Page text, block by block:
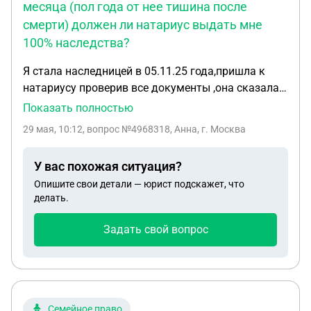
отнести его в бухгалтерию своего предприятия?
месяца (пол года от нее тишина после
смерти) должен ли натариус выдать мне
100% наследства?
Я стала наследницей в 05.11.25 года,пришла к
натариусу проверив все документы ,она сказала
есть бывшая супруга развелись они
нажитого имущества принадлежит ей как
т.к в совместном браке они нажили 4 машины и
гараж . Две машины были записаны на моем отце
,две на ней ,гараж тоже на отце . Когда они
время продала вторую отцу ,повторюсь куплено
хочет 1/2 от оставшихся двух машин и гаража .
на 100% имущества,после того как срок пол года
Показать полностью
29 мая, 10:12, вопрос №4968318, Анна, г. Москва
У вас похожая ситуация?
Опишите свои детали — юрист подскажет, что
делать.
Задать свой вопрос